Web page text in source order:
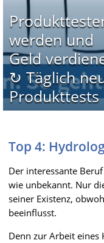
werden und
Geld
↻ Täglich
Produkttests
Top 4:
Der interessante
wie unbekannt. Nur
seiner Existenz,
beeinflusst.
Denn zur Arbeit eines